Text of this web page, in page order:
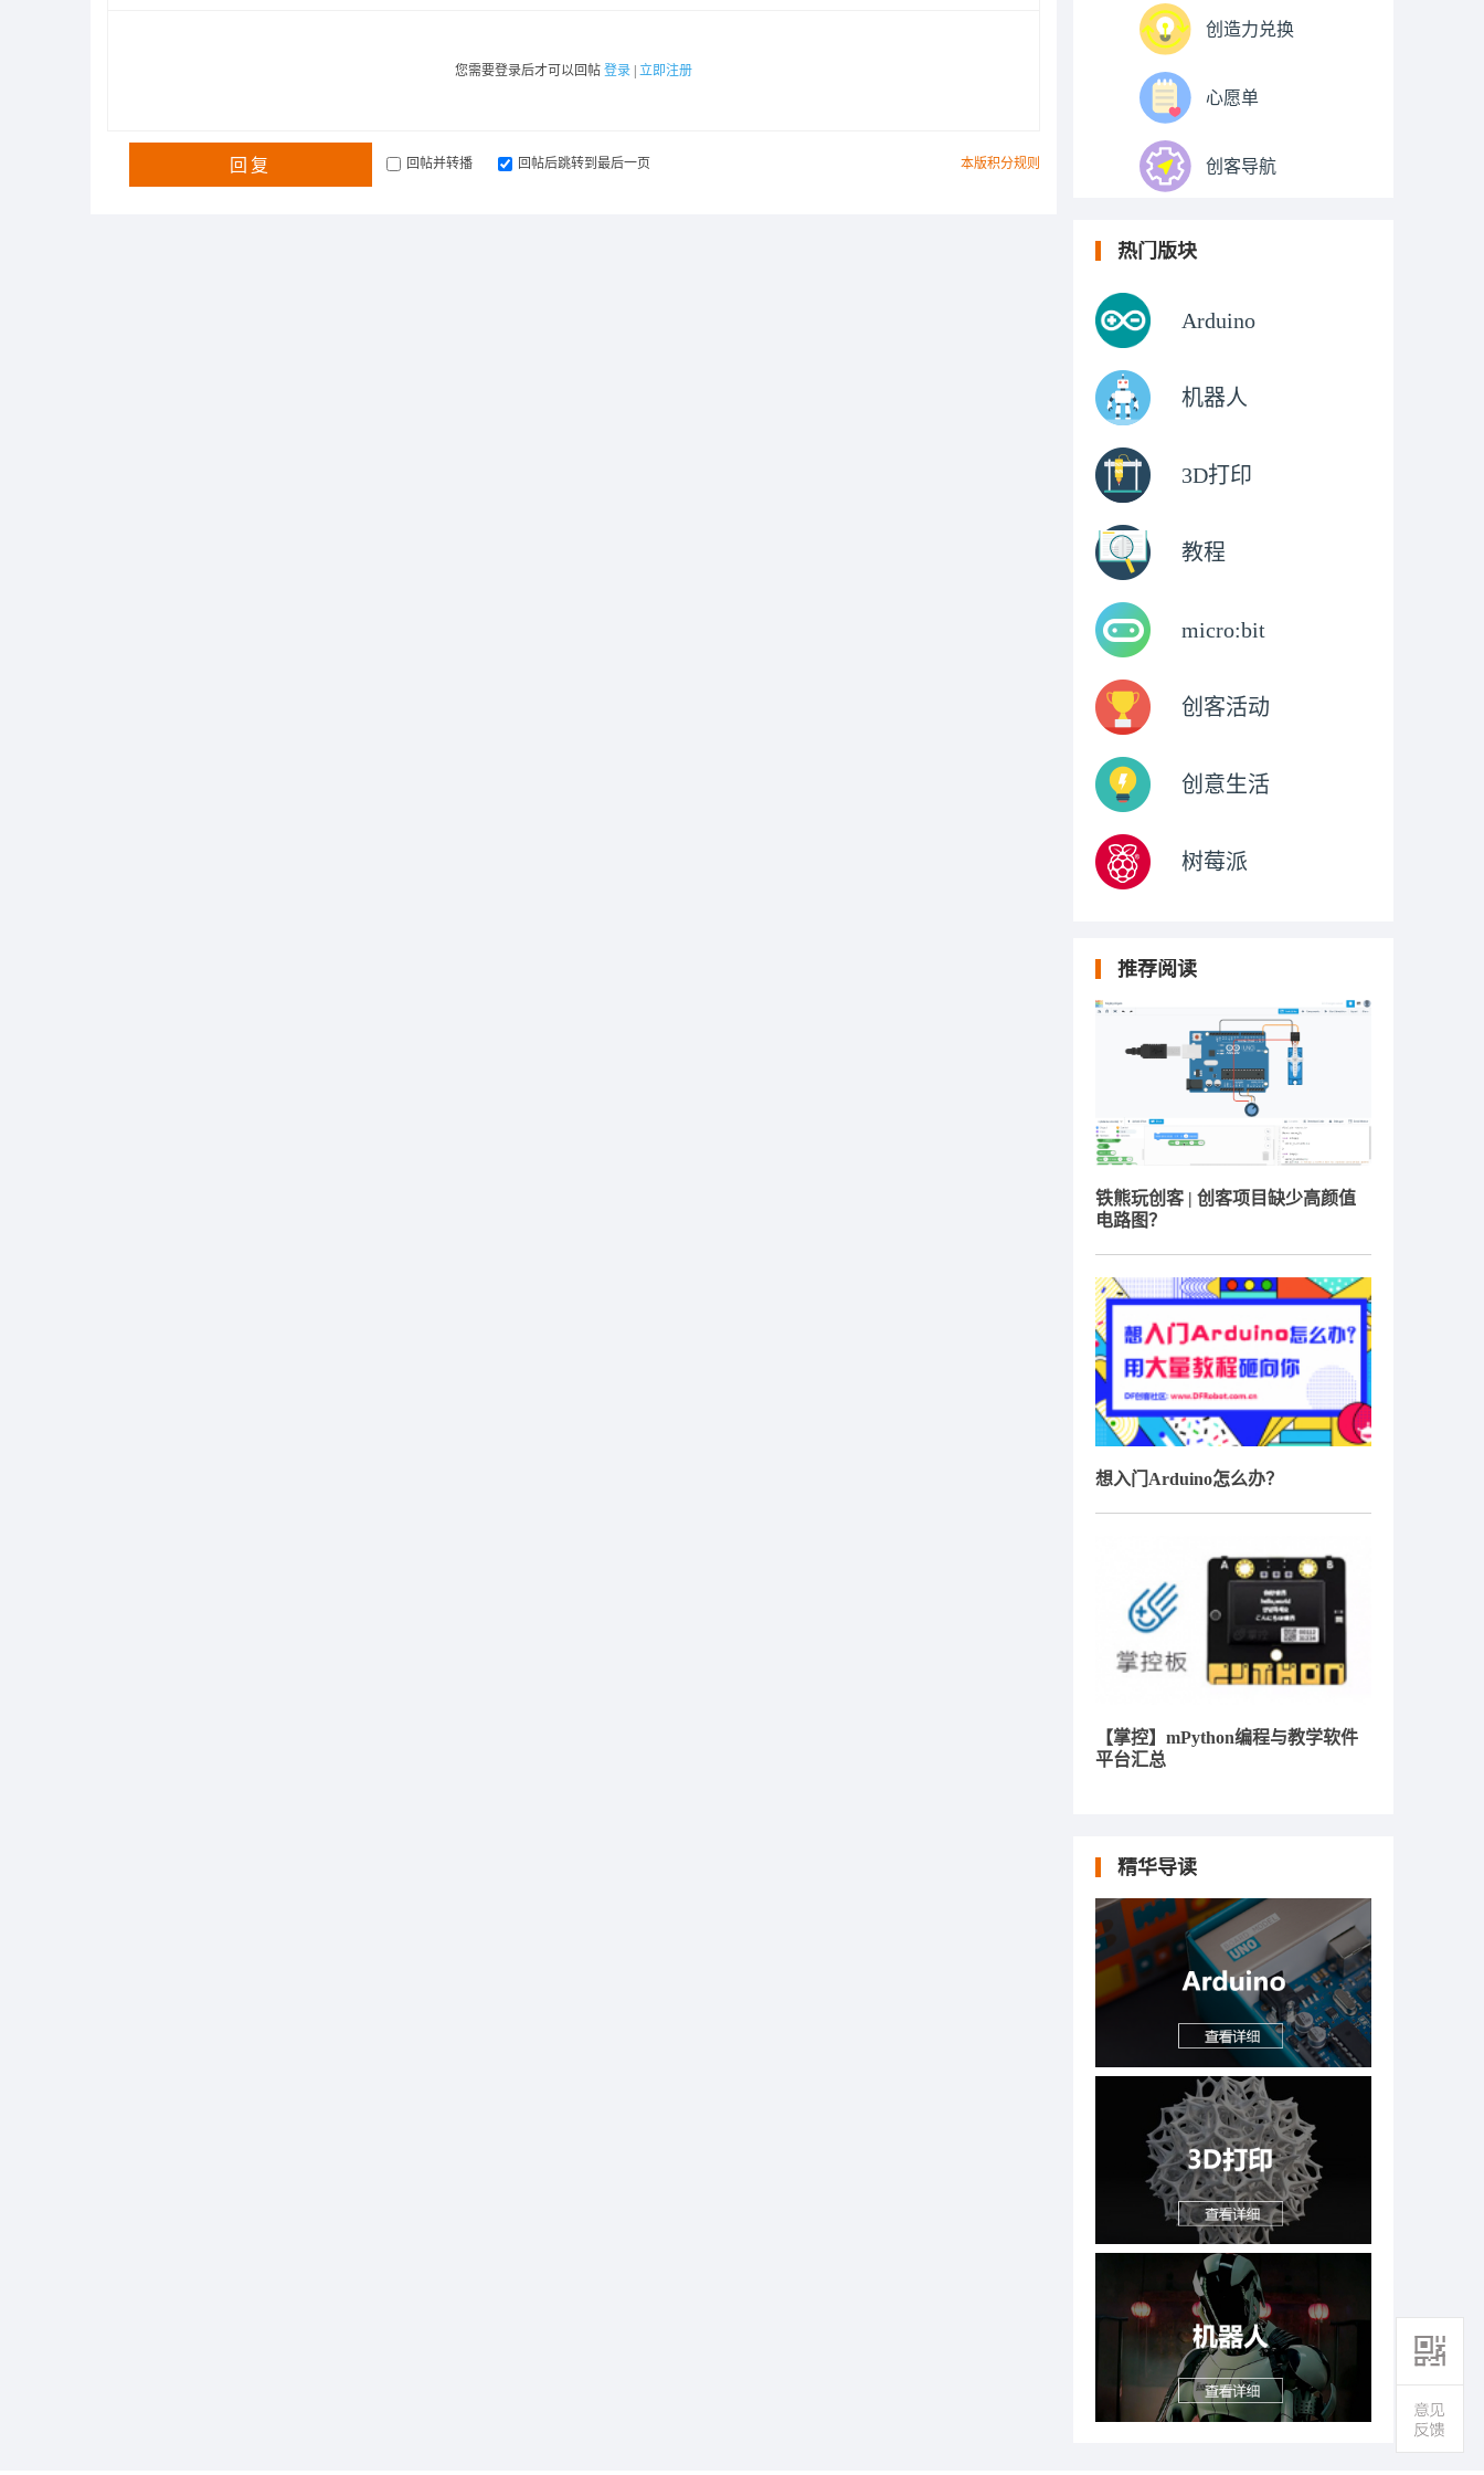
您需要登录后才可以回帖 登录 立即注册
本版积分规则
回复 回帖并转播 回帖后跳转到最后一页
创造力兑换
心愿单
创客导航
热门版块
Arduino
机器人
3D打印
教程
micro:bit
创客活动
创意生活
树莓派
推荐阅读
铁熊玩创客 | 创客项目缺少高颜值
电路图？
想入门Arduino怎么办？
【掌控】mPython编程与教学软件
平台汇总
精华导读